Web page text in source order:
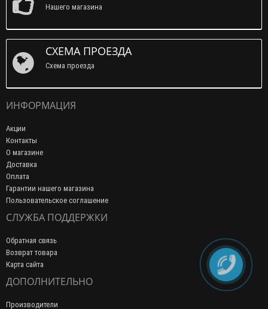
Нашего магазина
СХЕМА ПРОЕЗДА
Схема проезда
ИНФОРМАЦИЯ
Акции
Контакты
О магазине
Доставка
Оплата
Гарантии нашего магазина
Пользовательское соглашение
СЛУЖБА ПОДДЕРЖКИ
Обратная связь
Возврат товара
Карта сайта
ДОПОЛНИТЕЛЬНО
Производители